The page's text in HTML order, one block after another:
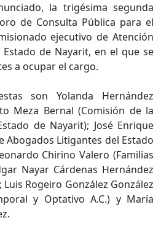
la trigésima segunda
de Consulta Pública para el
ejecutivo de Atención
de Nayarit, en el que se
a ocupar el cargo.
son Yolanda Hernández
Meza Bernal (Comisión de la
de Nayarit); José Enrique
Abogados Litigantes del Estado
Chirino Valero (Familias
Nayar Cárdenas Hernández
Luis Rogeiro González González
y Optativo A.C.) y María